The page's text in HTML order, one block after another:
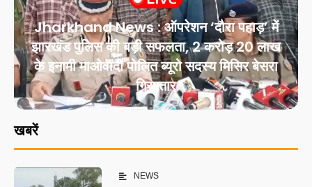
Jharkhand News : ऑपरेशन ‘दौरा पहाड़’ में
झारखंड पुलिस की बड़ी सफलता, 2 करोड़ 20 लाख
के इनामी माओवादी पोलित ब्यूरो सदस्य मिसिर बेसरा
गिरफ्तार
खबरें
NEWS